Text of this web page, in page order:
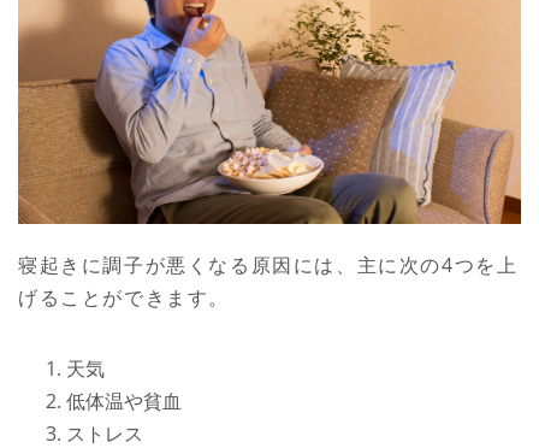
寝起きに調子が悪くなる原因には、主に次の4つを上
げることができます。
天気
低体温や貧血
ストレス